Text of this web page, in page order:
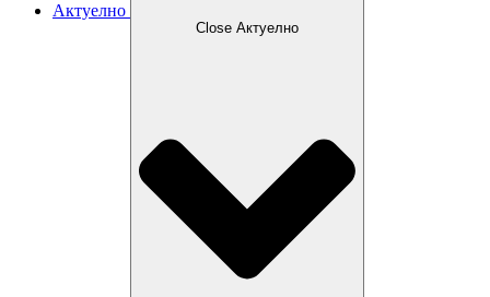
Актуелно
Close Актуелно